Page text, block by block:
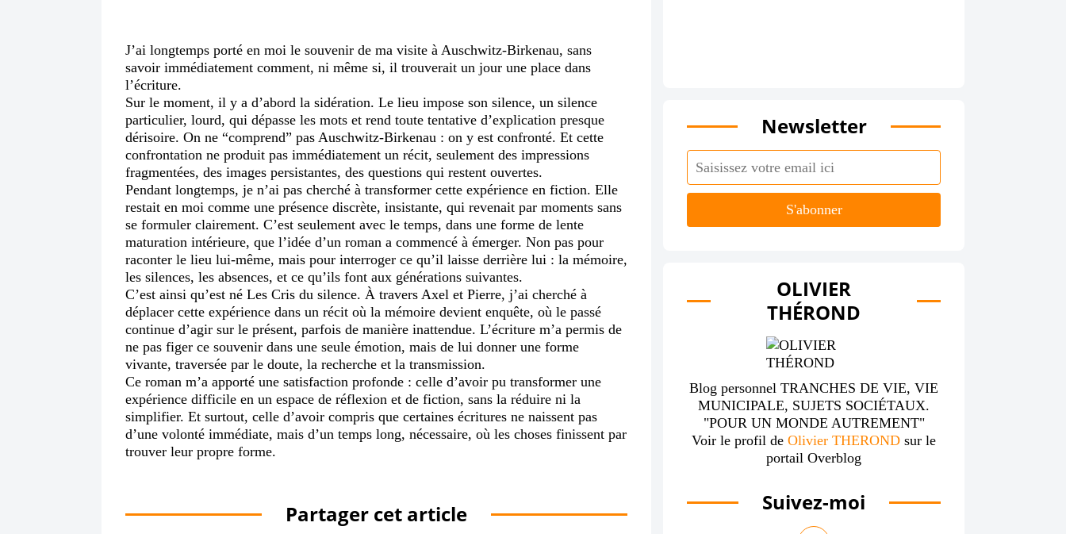
J’ai longtemps porté en moi le souvenir de ma visite à Auschwitz-Birkenau, sans
savoir immédiatement comment, ni même si, il trouverait un jour une place dans
l’écriture.
Sur le moment, il y a d’abord la sidération. Le lieu impose son silence, un silence
particulier, lourd, qui dépasse les mots et rend toute tentative d’explication presque
dérisoire. On ne “comprend” pas Auschwitz-Birkenau : on y est confronté. Et cette
confrontation ne produit pas immédiatement un récit, seulement des impressions
fragmentées, des images persistantes, des questions qui restent ouvertes.
Pendant longtemps, je n’ai pas cherché à transformer cette expérience en fiction. Elle
restait en moi comme une présence discrète, insistante, qui revenait par moments sans
se formuler clairement. C’est seulement avec le temps, dans une forme de lente
maturation intérieure, que l’idée d’un roman a commencé à émerger. Non pas pour
raconter le lieu lui-même, mais pour interroger ce qu’il laisse derrière lui : la mémoire,
les silences, les absences, et ce qu’ils font aux générations suivantes.
C’est ainsi qu’est né Les Cris du silence. À travers Axel et Pierre, j’ai cherché à
déplacer cette expérience dans un récit où la mémoire devient enquête, où le passé
continue d’agir sur le présent, parfois de manière inattendue. L’écriture m’a permis de
ne pas figer ce souvenir dans une seule émotion, mais de lui donner une forme
vivante, traversée par le doute, la recherche et la transmission.
Ce roman m’a apporté une satisfaction profonde : celle d’avoir pu transformer une
expérience difficile en un espace de réflexion et de fiction, sans la réduire ni la
simplifier. Et surtout, celle d’avoir compris que certaines écritures ne naissent pas
d’une volonté immédiate, mais d’un temps long, nécessaire, où les choses finissent par
trouver leur propre forme.
Partager cet article
Newsletter
OLIVIER
THÉROND
Blog personnel TRANCHES DE VIE, VIE
MUNICIPALE, SUJETS SOCIÉTAUX.
"POUR UN MONDE AUTREMENT"
Voir le profil de Olivier THEROND sur le
portail Overblog
Suivez-moi